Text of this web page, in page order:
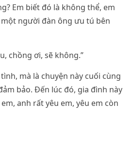
Em biết đó là không thể, em
người đàn ông ưu tú bên
chồng ơi, sẽ không.”
mà là chuyện này cuối cùng
bảo. Đến lúc đó, gia đình này
anh rất yêu em, yêu em còn